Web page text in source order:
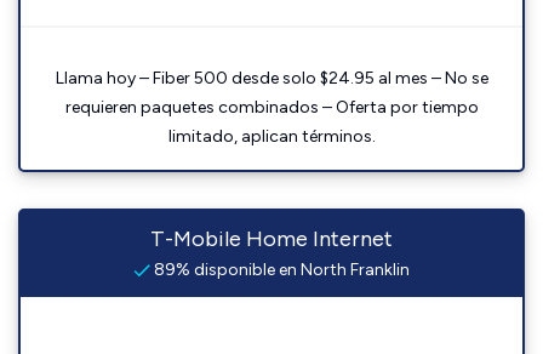
Llama hoy – Fiber 500 desde solo $24.95 al mes – No se
requieren paquetes combinados – Oferta por tiempo
limitado, aplican términos.
T-Mobile Home Internet
89% disponible en North Franklin